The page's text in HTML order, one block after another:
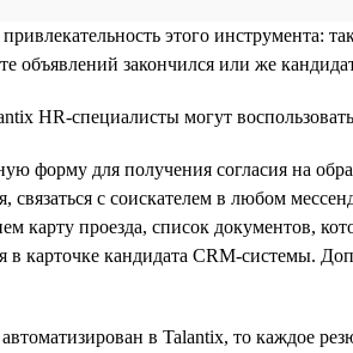
этого инструмента:
объявлений закончился или же
HR-специалисты могут
форму для получения согласия на
с соискателем в любом
карту проезда, список документов,
в карточке кандидата CRM-системы.
в Talantix, то каждое